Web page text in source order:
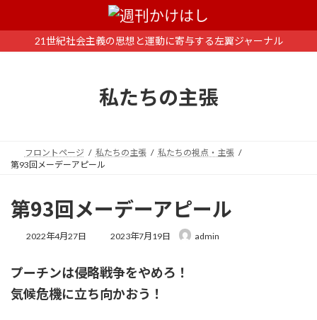
ン
ー
21世紀社会主義の思想と運動に寄与する左翼ジャーナル
私たちの主張
フロントページ 私たちの主張
私たちの視点・主張
第93回メーデーアピール
第93回メーデーアピール
2022年4月27日
最
新
時
2023年7月19日 admin
プーチンは侵略戦争をやめろ！
気候危機に立ち向かおう！